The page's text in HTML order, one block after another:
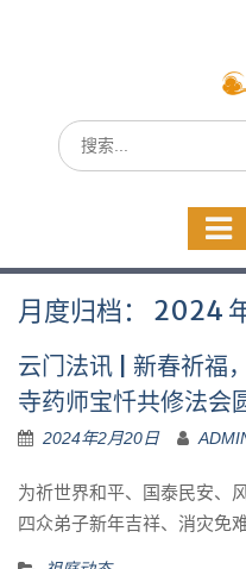
Search
for:
月度归档： 2024
云门法讯 | 新春祈福
寺药师宝忏共修法会
2024年2月20日
为祈世界和平、国泰民安、
四众弟子新年吉祥、消灾免